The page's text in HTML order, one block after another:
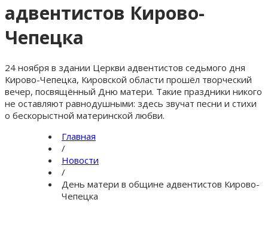
адвентистов Кирово-
Чепецка
24 ноября в здании Церкви адвентистов седьмого дня
Кирово-Чепецка, Кировской области прошёл творческий
вечер, посвящённый Дню матери. Такие праздники никого
не оставляют равнодушными: здесь звучат песни и стихи
о бескорыстной материнской любви.
Главная
/
Новости
/
День матери в общине адвентистов Кирово-
Чепецка